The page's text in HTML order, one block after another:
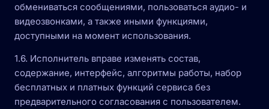
обмениваться сообщениями, пользоваться аудио- и
видеозвонками, а также иными функциями,
доступными на момент использования.
1.6. Исполнитель вправе изменять состав,
содержание, интерфейс, алгоритмы работы, набор
бесплатных и платных функций сервиса без
предварительного согласования с пользователем.